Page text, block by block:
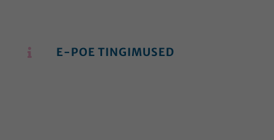
 E-POE TINGIMUSED